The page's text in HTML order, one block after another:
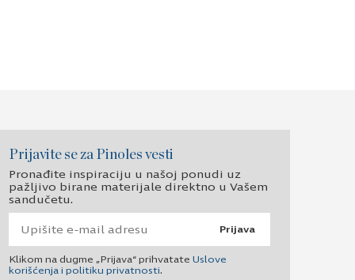
Prijavite se za Pinoles vesti
Pronađite inspiraciju u našoj ponudi uz
pažljivo birane materijale direktno u Vašem
sandučetu.
Prijava
Klikom na dugme „Prijava“ prihvatate Uslove
korišćenja i politiku privatnosti.